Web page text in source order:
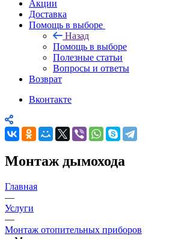
Акции
Доставка
Помощь в выборе
Назад
Помощь в выборе
Полезные статьи
Вопросы и ответы
Возврат
Вконтакте
Монтаж дымохода
Главная
—
Услуги
—
Монтаж отопительных приборов